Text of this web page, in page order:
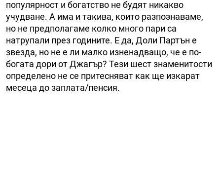
популярност и богатство не будят никакво
учудване. А има и такива, които разпознаваме,
но не предполагаме колко много пари са
натрупали през годините. Е да, Доли Партън е
звезда, но не е ли малко изненадващо, че е по-
богата дори от Джагър? Тези шест знаменитости
определено не се притесняват как ще изкарат
месеца до заплата/пенсия.